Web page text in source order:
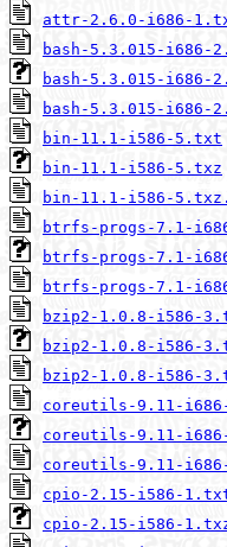
attr-2.6.0-i686-
bash-5.3.015-i686-
bash-5.3.015-i686-
bash-5.3.015-i686-
bin-11.1-i586-5.txt
bin-11.1-i586-5.txz
bin-11.1-i586-
btrfs-progs-7.1-
btrfs-progs-7.1-
btrfs-progs-7.1-
bzip2-1.0.8-i586-
bzip2-1.0.8-i586-
bzip2-1.0.8-i586-
coreutils-9.11-
coreutils-9.11-
coreutils-9.11-
cpio-2.15-i586-
cpio-2.15-i586-